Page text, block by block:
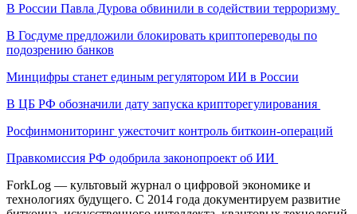
В России Павла Дурова обвинили в содействии терроризму
В Госдуме предложили блокировать криптопереводы по
подозрению банков
Минцифры станет единым регулятором ИИ в России
В ЦБ РФ обозначили дату запуска крипторегулирования
Росфинмониторинг ужесточит контроль биткоин-операций
Правкомиссия РФ одобрила законопроект об ИИ
ForkLog — культовый журнал о цифровой экономике и
технологиях будущего. С 2014 года документируем развитие